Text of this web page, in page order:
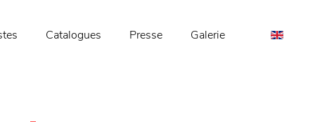
Catalogues Presse Galerie